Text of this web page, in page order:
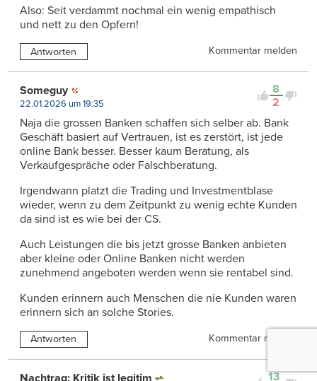
Also: Seit verdammt nochmal ein wenig empathisch
und nett zu den Opfern!
Antworten Kommentar melden
8
2
Someguy
22.01.2026 um 19:35
Naja die grossen Banken schaffen sich selber ab. Bank
Geschäft basiert auf Vertrauen, ist es zerstört, ist jede
online Bank besser. Besser kaum Beratung, als
Verkaufgespräche oder Falschberatung.
Irgendwann platzt die Trading und Investmentblase
wieder, wenn zu dem Zeitpunkt zu wenig echte Kunden
da sind ist es wie bei der CS.
Auch Leistungen die bis jetzt grosse Banken anbieten
aber kleine oder Online Banken nicht werden
zunehmend angeboten werden wenn sie rentabel sind.
Kunden erinnern auch Menschen die nie Kunden waren
erinnern sich an solche Stories.
Antworten Kommentar melden
13